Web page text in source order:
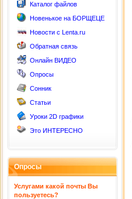
Каталог файлов
Новенькое на БОРЩЕЦЕ
Новости с Lenta.ru
Обратная связь
Онлайн ВИДЕО
Опросы
Сонник
Статьи
Уроки 2D графики
Это ИНТЕРЕСНО
Опросы
Услугами какой почты Вы
пользуетесь?